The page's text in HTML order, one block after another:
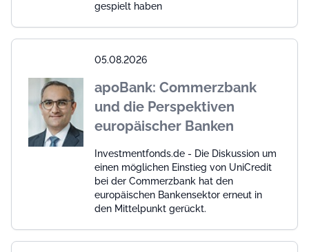
gespielt haben
05.08.2026
apoBank: Commerzbank
und die Perspektiven
europäischer Banken
Investmentfonds.de - Die Diskussion um
einen möglichen Einstieg von UniCredit
bei der Commerzbank hat den
europäischen Bankensektor erneut in
den Mittelpunkt gerückt.